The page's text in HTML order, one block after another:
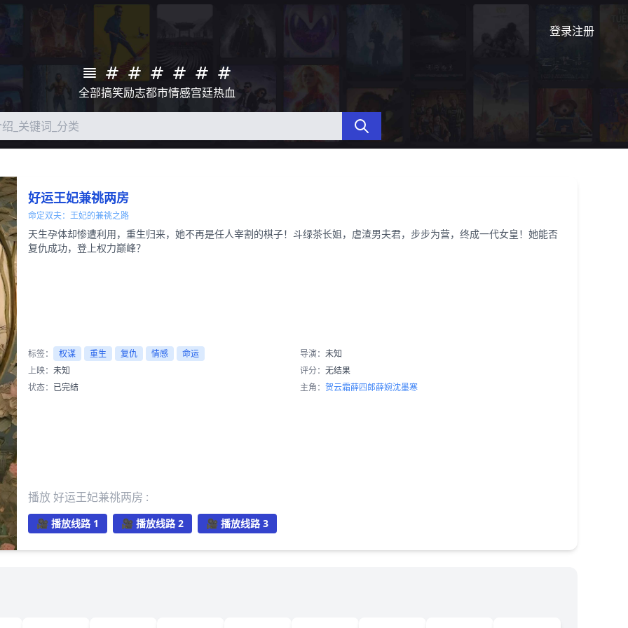
登录注册
全部搞笑励志都市情感宫廷热血
好运王妃兼祧两房
命定双夫：王妃的兼祧之路
天生孕体却惨遭利用，重生归来，她不再是任人宰割的棋子！斗绿茶长姐，虐渣男夫君，步步为营，终成一代女皇！她能否
复仇成功，登上权力巅峰？
标签： 权谋 重生 复仇 情感 命运 导演： 未知
上映： 未知 评分： 无结果
状态： 已完结 主角： 贺云霜薛四郎薛婉沈墨寒
播放 好运王妃兼祧两房 :
🎥 播放线路 1 🎥 播放线路 2 🎥 播放线路 3